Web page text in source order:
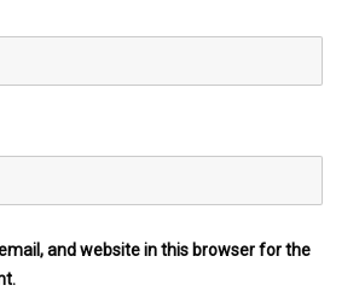
and website in this browser for the